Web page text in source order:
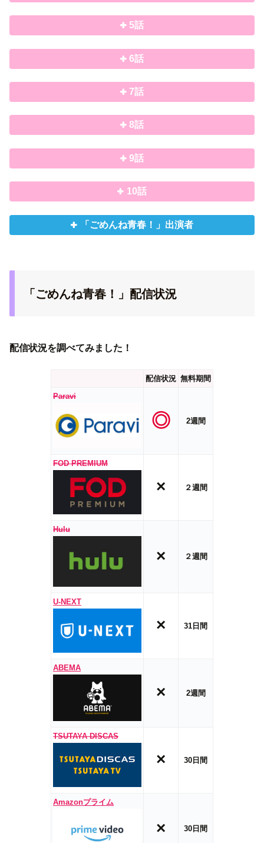
5話
6話
7話
8話
9話
10話
「ごめんね青春！」出演者
「ごめんね青春！」配信状況
配信状況を調べてみました！
配信状況 無料期間
Paravi
◎ 2週間
FOD PREMIUM
× ２週間
Hulu
× ２週間
U-NEXT
× 31日間
ABEMA
× 2週間
TSUTAYA DISCAS
× 30日間
Amazonプライム
× 30日間